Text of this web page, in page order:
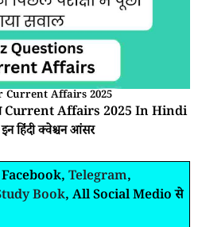
Current Affairs 2025
Current Affairs 2025 In Hindi
हिंदी क्वेश्चन आंसर
Telegram,
Book, All Social Medio से